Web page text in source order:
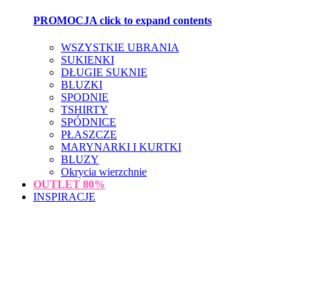
PROMOCJA click to expand contents
WSZYSTKIE UBRANIA
SUKIENKI
DŁUGIE SUKNIE
BLUZKI
SPODNIE
TSHIRTY
SPÓDNICE
PŁASZCZE
MARYNARKI I KURTKI
BLUZY
Okrycia wierzchnie
OUTLET 80%
INSPIRACJE